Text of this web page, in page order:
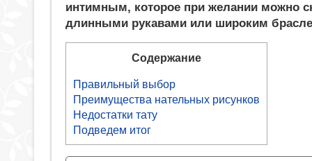
интимным, которое при желании можно
длинными рукавами или широким
Содержание
Правильный выбор
Преимущества нательных рисунков
Недостатки тату
Подведем итог